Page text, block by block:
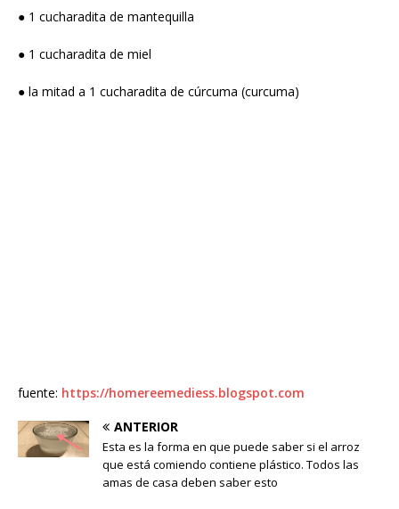
● 1 cucharadita de mantequilla
● 1 cucharadita de miel
● la mitad a 1 cucharadita de cúrcuma (curcuma)
fuente: https://homereemediess.blogspot.com
ANTERIOR
Esta es la forma en que puede saber si el arroz
que está comiendo contiene plástico. Todos las
amas de casa deben saber esto